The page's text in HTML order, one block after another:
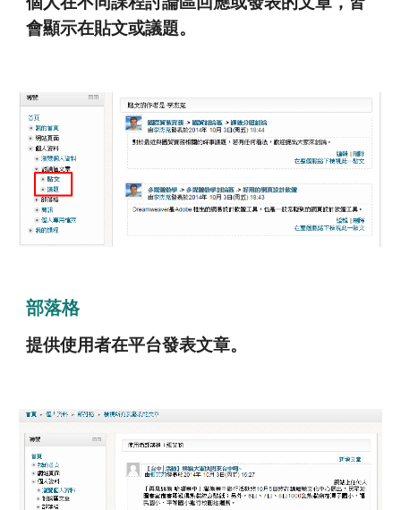
會顯示在貼文或議題。
部落格
提供使用者在平台發表文章。